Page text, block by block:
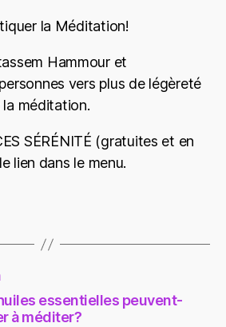
la Méditation!
Hammour et
vers plus de légèreté
méditation.
SÉRÉNITÉ (gratuites et en
lien dans le menu.
essentielles peuvent-
à méditer?